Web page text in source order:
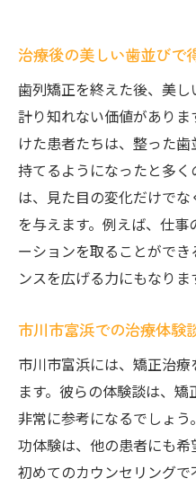
治療後の美しい歯並びで
歯列矯正を終えた後、美
計り知れない価値があり
けた患者たちは、整った
持てるようになったと多
は、見た目の変化だけで
を与えます。例えば、仕
ーションを取ることがで
ンスを広げる力にもなりま
市川市富浜での治療体験
市川市富浜には、矯正治
ます。彼らの体験談は、
非常に参考になるでしょ
功体験は、他の患者にも希
初めてのカウンセリング